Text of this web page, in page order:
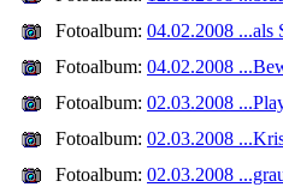
Fotoalbum: 04.02.2008 ...als
Fotoalbum: 04.02.2008
Fotoalbum: 02.03.2008
Fotoalbum: 02.03.2008
Fotoalbum: 02.03.2008